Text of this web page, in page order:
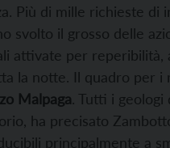
Più di mille richieste
svolto il grosso delle
attivate per reperibilità,
la notte. Il quadro per
Malpaga. Tutti i
ha precisato
principalmente a